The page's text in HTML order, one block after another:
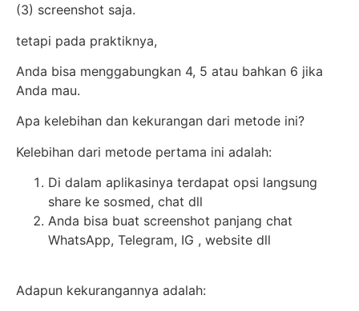
(3) screenshot saja.
tetapi pada praktiknya,
Anda bisa menggabungkan 4, 5 atau bahkan 6 jika
Anda mau.
Apa kelebihan dan kekurangan dari metode ini?
Kelebihan dari metode pertama ini adalah:
Di dalam aplikasinya terdapat opsi langsung
share ke sosmed, chat dll
Anda bisa buat screenshot panjang chat
WhatsApp, Telegram, IG , website dll
Adapun kekurangannya adalah: